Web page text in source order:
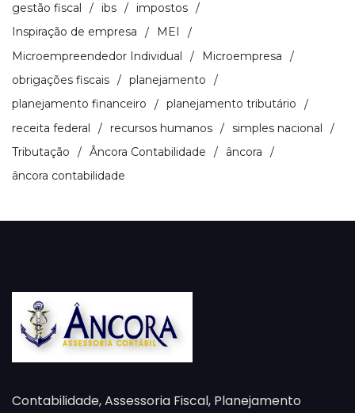
gestão fiscal
ibs
impostos
Inspiração de empresa
MEI
Microempreendedor Individual
Microempresa
obrigações fiscais
planejamento
planejamento financeiro
planejamento tributário
receita federal
recursos humanos
simples nacional
Tributação
Âncora Contabilidade
âncora
âncora contabilidade
Contabilidade, Assessoria Fiscal, Planejamento